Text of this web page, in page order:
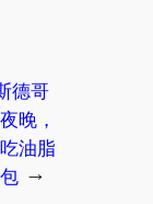
德哥
晚，
油脂
→